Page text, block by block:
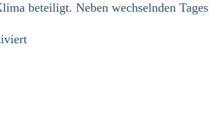
Braunkohle-
beteiligt. Neben wechselnden
für